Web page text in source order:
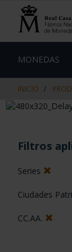
contenido
de
MONEDAS
INICIO
Filtros
Series
Ciudades
CC.AA.